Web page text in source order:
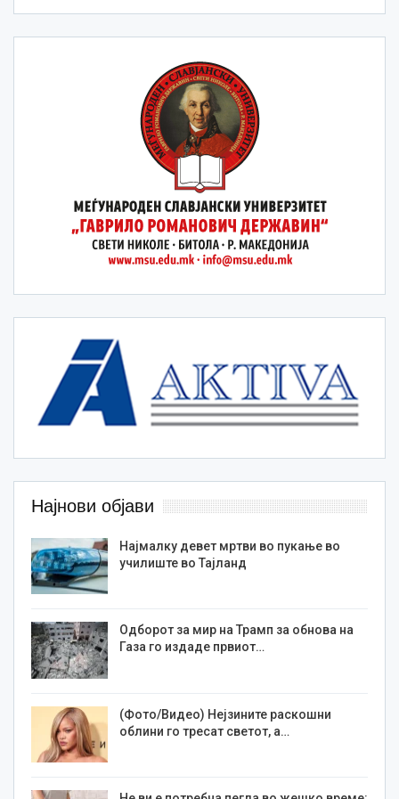
Најнови објави
Најмалку девет мртви во пукање во
училиште во Тајланд
Одборот за мир на Трамп за обнова на
Газа го издаде првиот…
(Фото/Видео) Нејзините раскошни
облини го тресат светот, а…